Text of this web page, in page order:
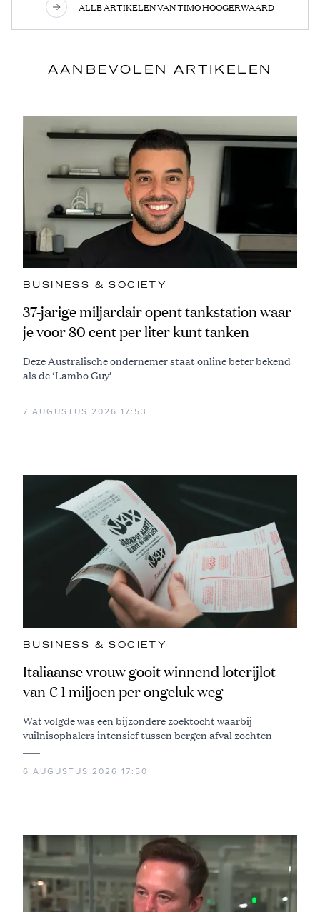
ALLE ARTIKELEN VAN TIMO HOOGERWAARD
AANBEVOLEN ARTIKELEN
BUSINESS & SOCIETY
37-jarige miljardair opent tankstation waar
je voor 80 cent per liter kunt tanken
Deze Australische ondernemer staat online beter bekend
als de ‘Lambo Guy’
7 AUGUSTUS 2026 17:53
BUSINESS & SOCIETY
Italiaanse vrouw gooit winnend loterijlot
van € 1 miljoen per ongeluk weg
Wat volgde was een bijzondere zoektocht waarbij
vuilnisophalers intensief tussen bergen afval zochten
6 AUGUSTUS 2026 17:50